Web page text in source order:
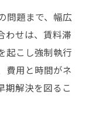
問題まで、幅広
わせは、賃料滞
起こし強制執行
費用と時間がネ
期解決を図るこ